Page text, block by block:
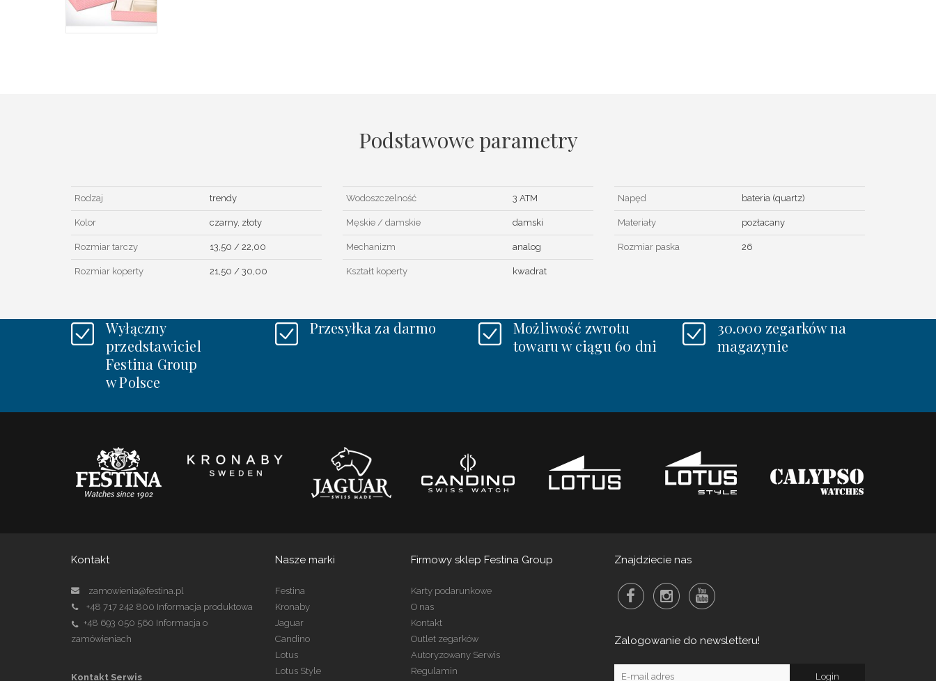
Podstawowe parametry
Rodzaj trendy
Kolor czarny, złoty
Rozmiar tarczy 13,50 / 22,00
Rozmiar koperty 21,50 / 30,00
Wodoszczelność 3 ATM
Męskie / damskie damski
Mechanizm analog
Kształt koperty kwadrat
Napęd bateria (quartz)
Materiały pozłacany
Rozmiar paska 26
Wyłączny
przedstawiciel
Festina Group
w Polsce
Przesyłka za darmo
Możliwość zwrotu
towaru w ciągu 60 dni
30.000 zegarków na
magazynie
Kontakt
zamowienia@festina.pl
+48 717 242 800 Informacja produktowa
+48 693 050 560 Informacja o
zamówieniach
Kontakt Serwis
Nasze marki
Festina
Kronaby
Jaguar
Candino
Lotus
Lotus Style
Firmowy sklep Festina Group
Karty podarunkowe
O nas
Kontakt
Outlet zegarków
Autoryzowany Serwis
Regulamin
Znajdziecie nas
Zalogowanie do newsletteru!